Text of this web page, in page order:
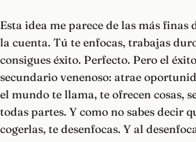
Esta idea me parece de las más finas
la cuenta. Tú te enfocas, trabajas
consigues éxito. Perfecto. Pero el
secundario venenoso: atrae
el mundo te llama, te ofrecen cosas,
todas partes. Y como no sabes decir
cogerlas, te desenfocas. Y al